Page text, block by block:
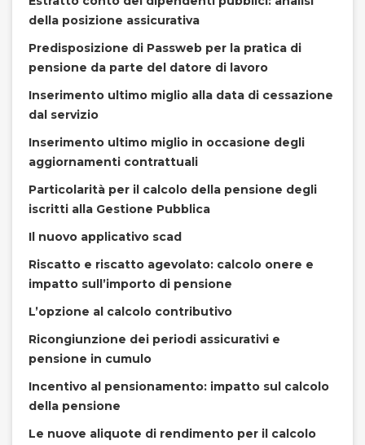
della posizione assicurativa
Predisposizione di Passweb per la pratica di
pensione da parte del datore di lavoro
Inserimento ultimo miglio alla data di cessazione
dal servizio
Inserimento ultimo miglio in occasione degli
aggiornamenti contrattuali
Particolarità per il calcolo della pensione degli
iscritti alla Gestione Pubblica
Il nuovo applicativo scad
Riscatto e riscatto agevolato: calcolo onere e
impatto sull’importo di pensione
L’opzione al calcolo contributivo
Ricongiunzione dei periodi assicurativi e
pensione in cumulo
Incentivo al pensionamento: impatto sul calcolo
della pensione
Le nuove aliquote di rendimento per il calcolo